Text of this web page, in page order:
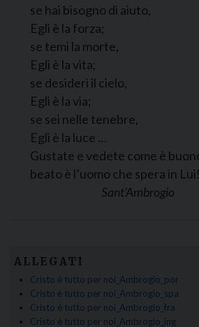
se hai bisogno di aiuto,
Egli è la forza;
se temi la morte,
Egli è la vita;
se desideri il cielo,
Egli è la via;
se sei nelle tenebre,
Egli è la luce …
Gustate e vedete come è
beato è l’uomo che spera in Lui!
Sant’Ambrogio
ALLEGATI
Cristo è tutto per noi_Ambrogio_por
Cristo è tutto per noi_Ambrogio_spa
Cristo è tutto per noi_Ambrogio_fra
Cristo è tutto per noi_Ambrogio_ing